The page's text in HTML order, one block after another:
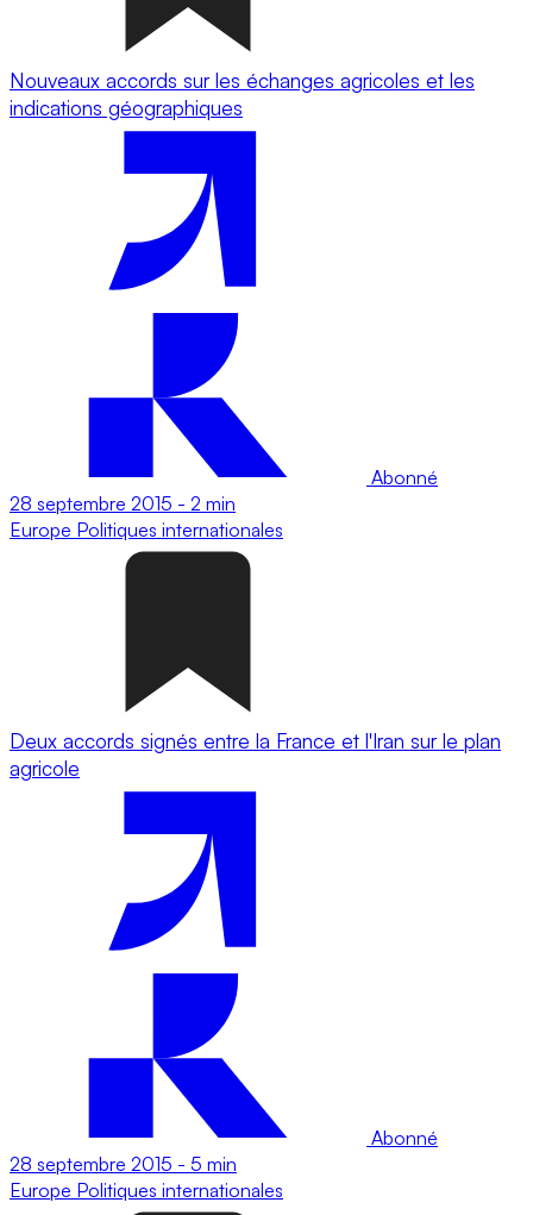
Nouveaux accords sur les échanges agricoles et les
indications géographiques
Abonné
28 septembre 2015 - 2 min
Europe Politiques internationales
Deux accords signés entre la France et l'Iran sur le plan
agricole
Abonné
28 septembre 2015 - 5 min
Europe Politiques internationales